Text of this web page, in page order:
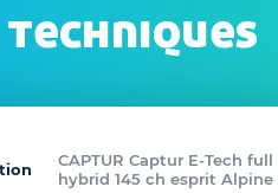
CAPTUR Captur E-Tech full
hybrid 145 ch esprit Alpine